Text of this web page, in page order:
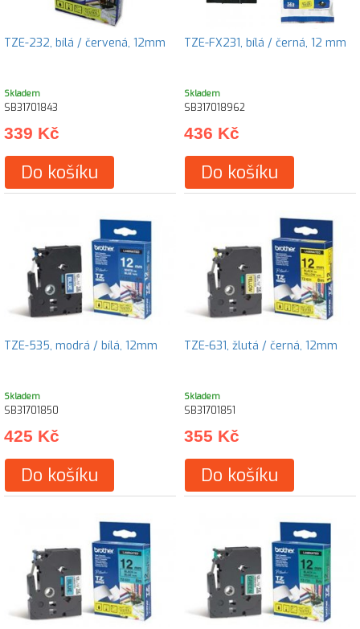
TZE-232, bílá / červená, 12mm
Skladem
SB31701843
339 Kč
Do košíku
TZE-FX231, bílá / černá, 12 mm
Skladem
SB317018962
436 Kč
Do košíku
TZE-535, modrá / bílá, 12mm
Skladem
SB31701850
425 Kč
Do košíku
TZE-631, žlutá / černá, 12mm
Skladem
SB31701851
355 Kč
Do košíku